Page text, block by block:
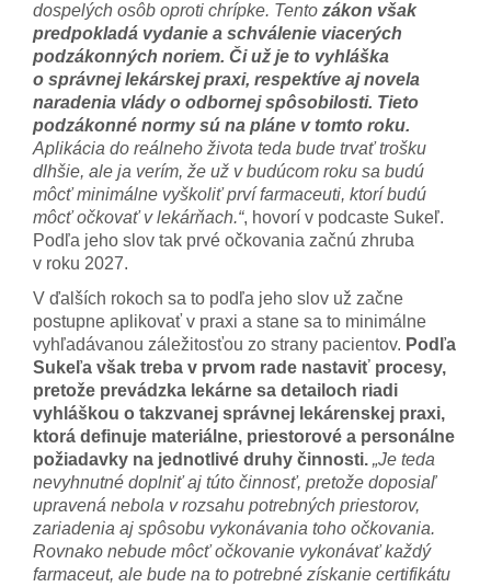
dospelých osôb oproti chrípke. Tento zákon však
predpokladá vydanie a schválenie viacerých
podzákonných noriem. Či už je to vyhláška
o správnej lekárskej praxi, respektíve aj novela
naradenia vlády o odbornej spôsobilosti. Tieto
podzákonné normy sú na pláne v tomto roku.
Aplikácia do reálneho života teda bude trvať trošku
dlhšie, ale ja verím, že už v budúcom roku sa budú
môcť minimálne vyškoliť prví farmaceuti, ktorí budú
môcť očkovať v lekárňach.“, hovorí v podcaste Sukeľ.
Podľa jeho slov tak prvé očkovania začnú zhruba
v roku 2027.
V ďalších rokoch sa to podľa jeho slov už začne
postupne aplikovať v praxi a stane sa to minimálne
vyhľadávanou záležitosťou zo strany pacientov. Podľa
Sukeľa však treba v prvom rade nastaviť procesy,
pretože prevádzka lekárne sa detailoch riadi
vyhláškou o takzvanej správnej lekárenskej praxi,
ktorá definuje materiálne, priestorové a personálne
požiadavky na jednotlivé druhy činnosti. „Je teda
nevyhnutné doplniť aj túto činnosť, pretože doposiaľ
upravená nebola v rozsahu potrebných priestorov,
zariadenia aj spôsobu vykonávania toho očkovania.
Rovnako nebude môcť očkovanie vykonávať každý
farmaceut, ale bude na to potrebné získanie certifikátu